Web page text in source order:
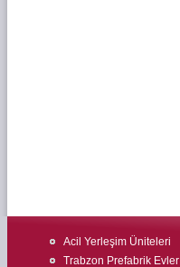
Acil Yerleşim Üniteleri
Trabzon Prefabrik Evler